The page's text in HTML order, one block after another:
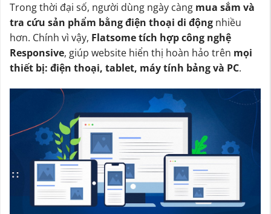
Trong thời đại số, người dùng ngày càng mua sắm và
tra cứu sản phẩm bằng điện thoại di động nhiều
hơn. Chính vì vậy, Flatsome tích hợp công nghệ
Responsive, giúp website hiển thị hoàn hảo trên mọi
thiết bị: điện thoại, tablet, máy tính bảng và PC.